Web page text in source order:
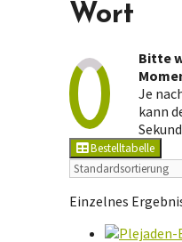
Wort
Bitte
Je
kann
Bestelltabelle
Einzelnes